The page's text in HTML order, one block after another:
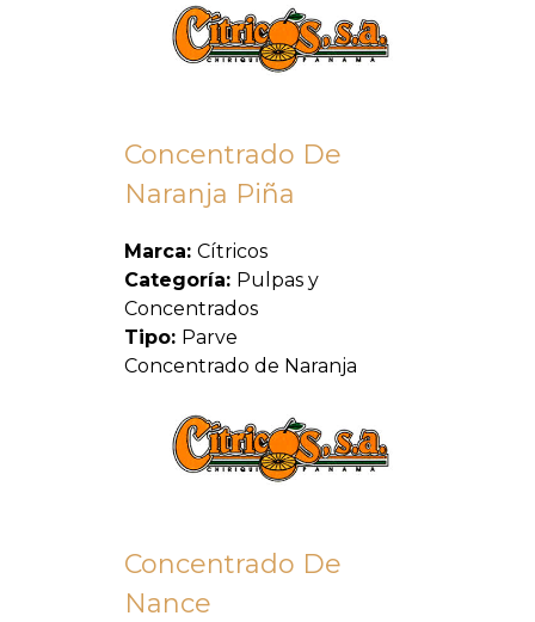
Concentrado De
Naranja Piña
Marca: Cítricos
Categoría: Pulpas y
Concentrados
Tipo: Parve
Concentrado de Naranja
Concentrado De
Nance